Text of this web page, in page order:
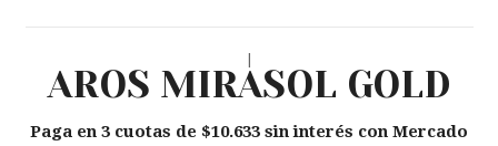
|
AROS MIRASOL GOLD
Paga en 3 cuotas de $10.633 sin interés con Mercado